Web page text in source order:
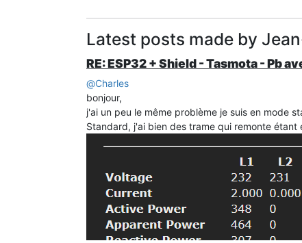
Latest posts made by
RE: ESP32 + Shield - Tasmota - Pb
@Charles
bonjour,
j'ai un peu le même problème je suis en mode
Standard, j'ai bien des trame qui remonte étant